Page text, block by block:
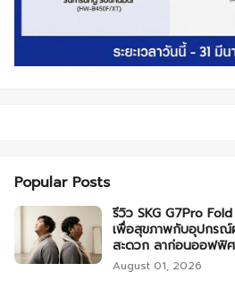
Popular Posts
รีวิว SKG G7Pro
เพื่อสุขภาพกับอุปกรณ์
สะดวก ลาก่อนออฟฟิ
August 01, 2026